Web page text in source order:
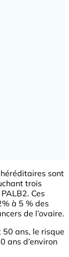
sont
trois
Ces
à 5 % des
de l’ovaire.
ans, le risque
ans d’environ